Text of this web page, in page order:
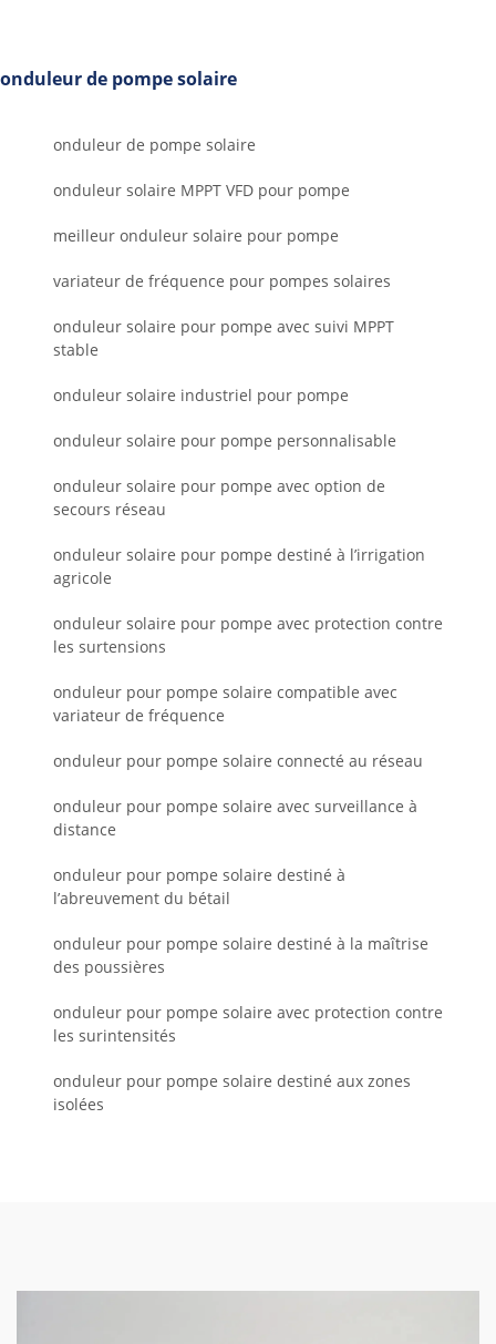
onduleur de pompe solaire
onduleur de pompe solaire
onduleur solaire MPPT VFD pour pompe
meilleur onduleur solaire pour pompe
variateur de fréquence pour pompes solaires
onduleur solaire pour pompe avec suivi MPPT
stable
onduleur solaire industriel pour pompe
onduleur solaire pour pompe personnalisable
onduleur solaire pour pompe avec option de
secours réseau
onduleur solaire pour pompe destiné à l’irrigation
agricole
onduleur solaire pour pompe avec protection contre
les surtensions
onduleur pour pompe solaire compatible avec
variateur de fréquence
onduleur pour pompe solaire connecté au réseau
onduleur pour pompe solaire avec surveillance à
distance
onduleur pour pompe solaire destiné à
l’abreuvement du bétail
onduleur pour pompe solaire destiné à la maîtrise
des poussières
onduleur pour pompe solaire avec protection contre
les surintensités
onduleur pour pompe solaire destiné aux zones
isolées